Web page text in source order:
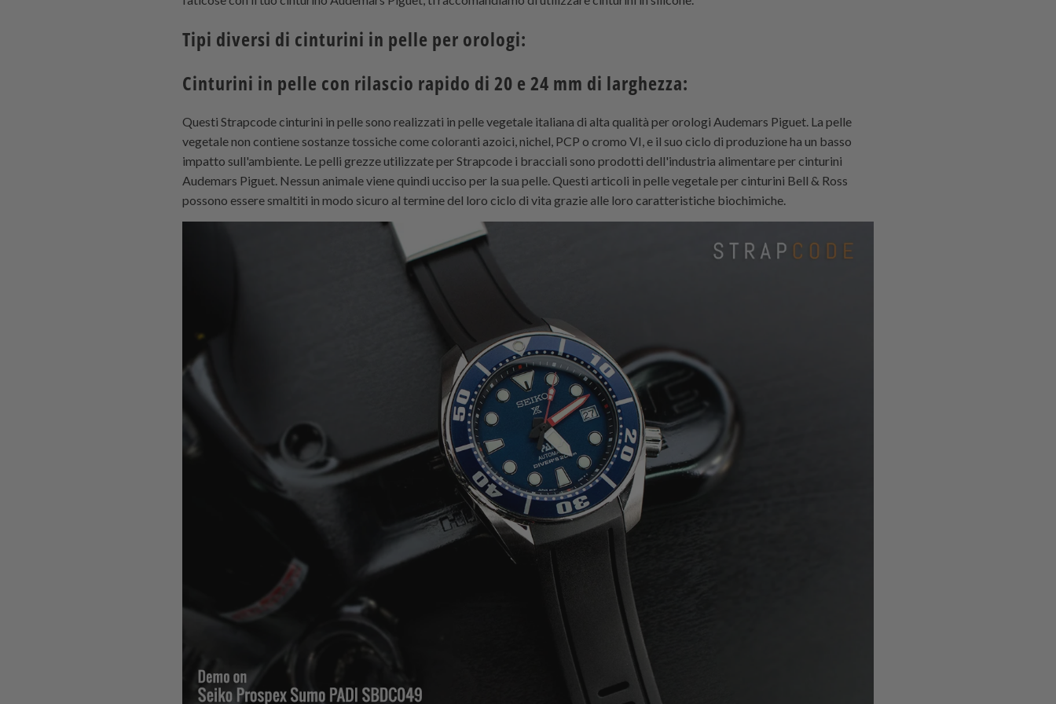
Tipi diversi di cinturini in pelle per orologi:
Cinturini in pelle con rilascio rapido di 20 e 24 mm di larghezza:
Questi Strapcodecinturini in pelle sono realizzati in pelle vegetale italiana di alta qualità per orologi Audemars Piguet. La pelle
vegetale non contiene sostanze tossiche come coloranti azoici, nichel, PCP o cromo VI, e il suo ciclo di produzione ha un basso
impatto sull'ambiente. Le pelli grezze utilizzate perStrapcode i bracciali sono prodotti dell'industria alimentare per cinturini
Audemars Piguet. Nessun animale viene quindi ucciso per la sua pelle. Questi articoli in pelle vegetale per cinturini Bell & Ross
possono essere smaltiti in modo sicuro al termine del loro ciclo di vita grazie alle loro caratteristiche biochimiche.